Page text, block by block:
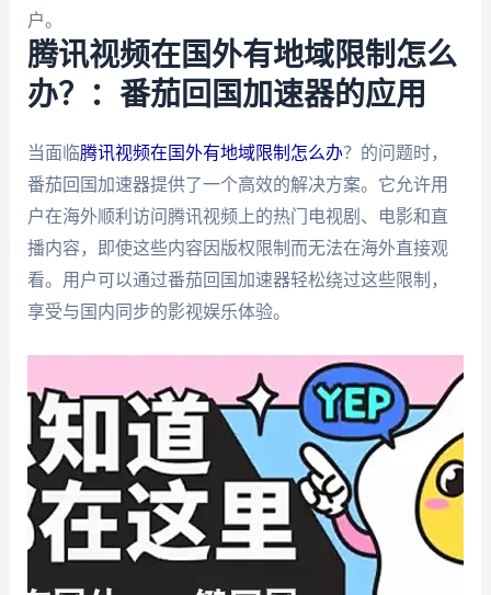
户。
腾讯视频在国外有地域限制怎么
办？：番茄回国加速器的应用
当面临腾讯视频在国外有地域限制怎么办？的问题时，
番茄回国加速器提供了一个高效的解决方案。它允许用
户在海外顺利访问腾讯视频上的热门电视剧、电影和直
播内容，即使这些内容因版权限制而无法在海外直接观
看。用户可以通过番茄回国加速器轻松绕过这些限制，
享受与国内同步的影视娱乐体验。